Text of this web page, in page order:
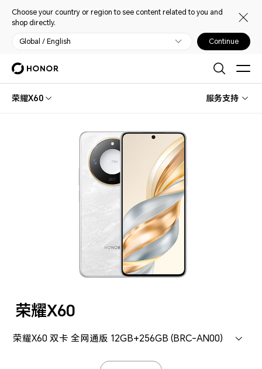
Choose your country or region to see content related to you and
shop directly.
Global / English Continue
荣耀X60 服务支持
荣耀X60
荣耀X60 双卡 全网通版 12GB+256GB (BRC-AN00)